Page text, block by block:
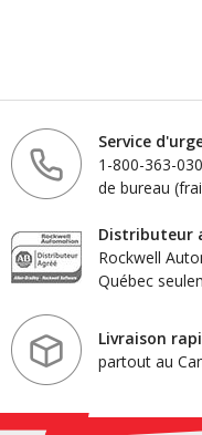
Service
1-800-363-
de bureau
Distributeur
Rockwell
Québec
Livraison
partout au